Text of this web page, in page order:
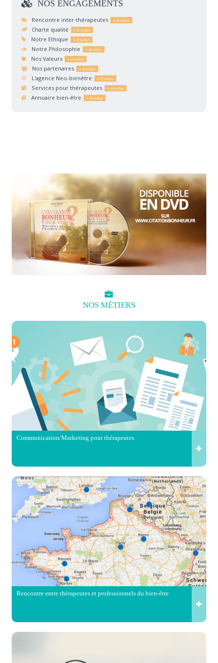
NOS ENGAGEMENTS
Rencontre inter-thérapeutes
Charte qualité
Notre Ethique
Notre Philosophie
Nos Valeurs
Nos partenaires
L'agence Neo-bienêtre
Services pour thérapeutes
Annuaire bien-être
NOS MÉTIERS
Communication/Marketing pour thérapeutes
Rencontre entre thérapeutes et professionnels du bien-être